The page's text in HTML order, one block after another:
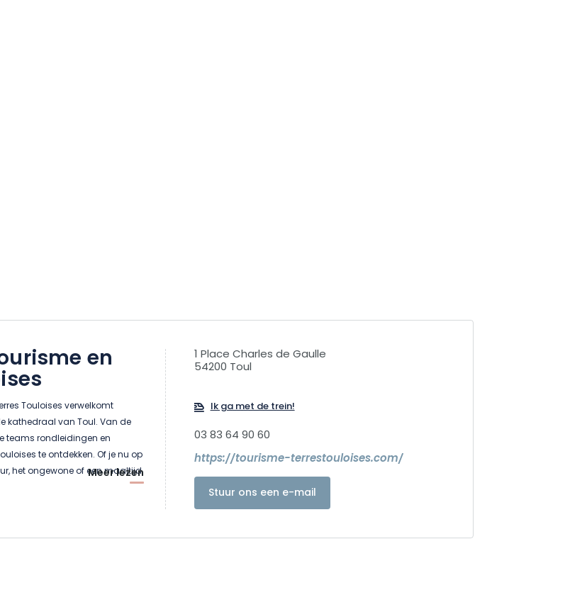
en
Touloises verwelkomt
kathedraal van Toul. Van de
teams rondleidingen en
te ontdekken. Of je nu op
het ongewone of een maaltijd
Meer lezen
1 Place Charles de Gaulle
54200 Toul
Ik ga met de trein!
03 83 64 90 60
https://tourisme-terrestouloises.com/
Stuur ons een e-mail